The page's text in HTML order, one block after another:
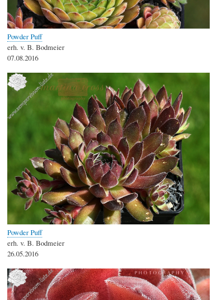
Powder Puff
erh. v. B. Bodmeier
07.08.2016
Powder Puff
erh. v. B. Bodmeier
26.05.2016